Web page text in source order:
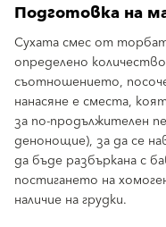
Подготовка на
Сухата смес от
определено
съотношението,
нанасяне е сместа,
за по-продължителен
денонощие), за да се
да бъде разбъркана с
постигането на
наличие на грудки.